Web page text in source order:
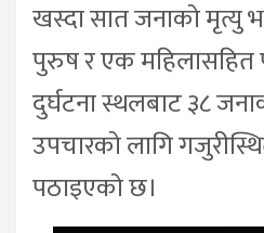
खस्दा सात जनाको मृत्यु
पुरुष र एक महिलासहित
दुर्घटना स्थलबाट ३८
उपचारको लागि
पठाइएको छ।